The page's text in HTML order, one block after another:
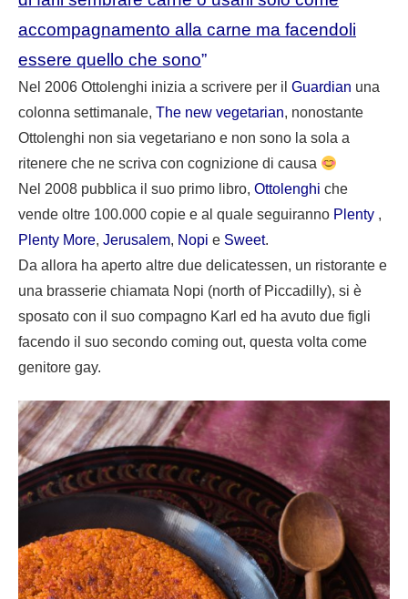
accompagnamento alla carne ma facendoli
essere quello che sono”
Nel 2006 Ottolenghi inizia a scrivere per il Guardian una
colonna settimanale, The new vegetarian, nonostante
Ottolenghi non sia vegetariano e non sono la sola a
ritenere che ne scriva con cognizione di causa
Nel 2008 pubblica il suo primo libro, Ottolenghi che
vende oltre 100.000 copie e al quale seguiranno Plenty ,
Plenty More, Jerusalem, Nopi e Sweet.
Da allora ha aperto altre due delicatessen, un ristorante e
una brasserie chiamata Nopi (north of Piccadilly), si è
sposato con il suo compagno Karl ed ha avuto due figli
facendo il suo secondo coming out, questa volta come
genitore gay.